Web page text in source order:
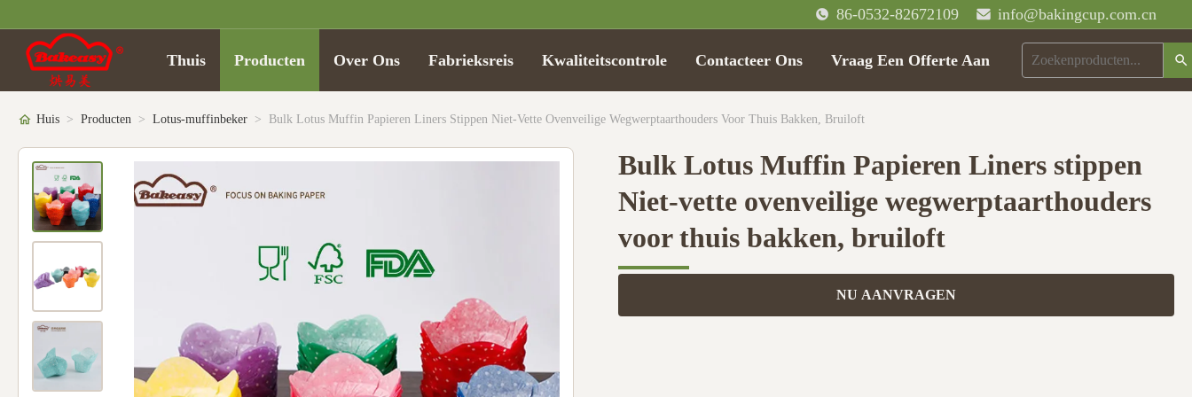
86-0532-82672109 info@bakingcup.com.cn
Thuis Producten Over Ons Fabrieksreis Kwaliteitscontrole Contacteer Ons Vraag Een Offerte Aan
Huis > Producten > Lotus-muffinbeker > Bulk Lotus Muffin Papieren Liners Stippen Niet-Vette Ovenveilige Wegwerptaarthouders Voor Thuis Bakken, Bruiloft
Bulk Lotus Muffin Papieren Liners stippen
Niet-vette ovenveilige wegwerptaarthouders
voor thuis bakken, bruiloft
NU AANVRAGEN